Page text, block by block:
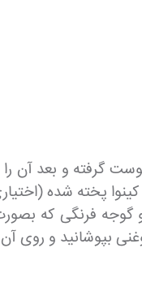
گرفته و بعد آن را
کینوا پخته شده
و گوجه فرنگی که